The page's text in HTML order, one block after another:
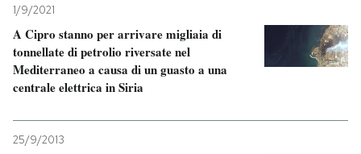
1/9/2021
A Cipro stanno per arrivare migliaia di
tonnellate di petrolio riversate nel
Mediterraneo a causa di un guasto a una
centrale elettrica in Siria
25/9/2013